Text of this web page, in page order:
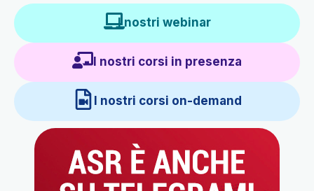
I nostri webinar
I nostri corsi in presenza
I nostri corsi on-demand